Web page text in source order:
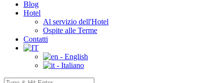
Blog
Hotel
Al servizio dell'Hotel
Ospite alle Terme
Contatti
- English
- Italiano